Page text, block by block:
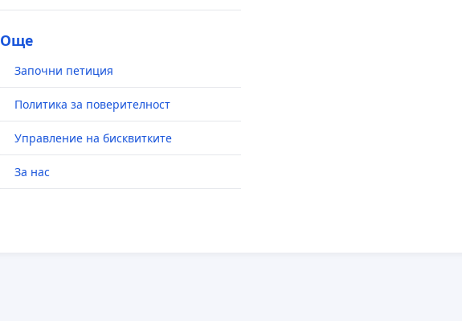
Още
Започни петиция
Политика за поверителност
Управление на бисквитките
За нас